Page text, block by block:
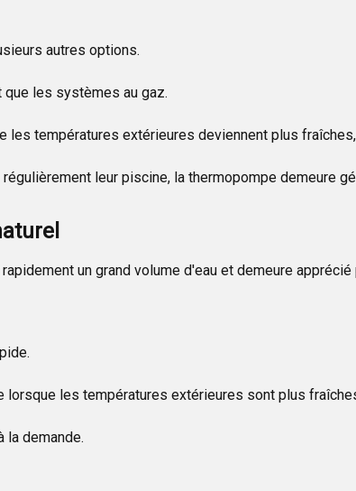
autres options.
les systèmes au gaz.
les températures extérieures deviennent plus
leur piscine, la thermopompe demeure
un grand volume d'eau et demeure
lorsque les températures extérieures sont plus
la demande.